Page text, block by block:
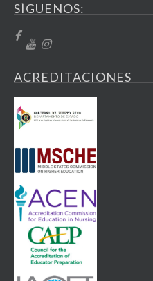
SÍGUENOS:
ACREDITACIONES